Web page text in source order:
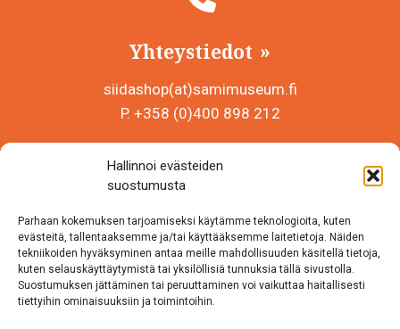
Hallinnoi evästeiden
suostumusta
Parhaan kokemuksen tarjoamiseksi käytämme teknologioita, kuten
evästeitä, tallentaaksemme ja/tai käyttääksemme laitetietoja. Näiden
tekniikoiden hyväksyminen antaa meille mahdollisuuden käsitellä tietoja,
kuten selauskäyttäytymistä tai yksilöllisiä tunnuksia tällä sivustolla.
Suostumuksen jättäminen tai peruuttaminen voi vaikuttaa haitallisesti
tiettyihin ominaisuuksiin ja toimintoihin.
Yhteystiedot
siidashop(at)samimuseum.fi
P. +358 (0)400 898 212
Y-tunnus 0625907-2
Inarintie 46
99870 Inari
Löydät meidät myös somesta!